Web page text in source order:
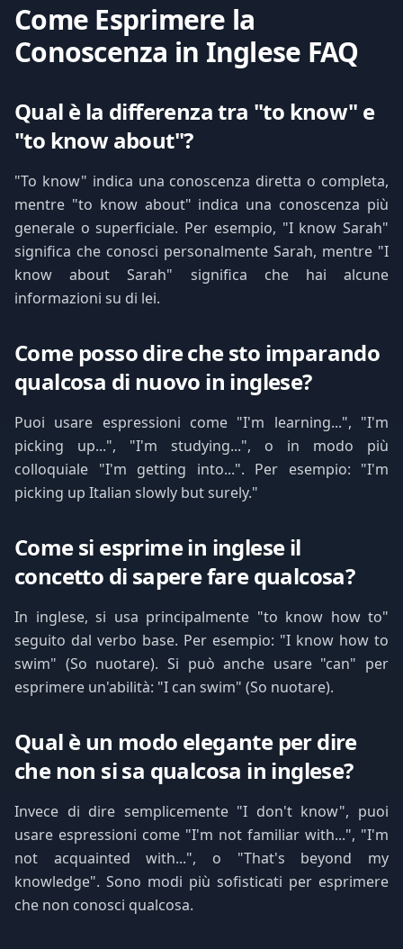
Come Esprimere la
Conoscenza in Inglese FAQ
Qual è la differenza tra "to know" e
"to know about"?
"To know" indica una conoscenza diretta o completa,
mentre "to know about" indica una conoscenza più
generale o superficiale. Per esempio, "I know Sarah"
significa che conosci personalmente Sarah, mentre "I
know about Sarah" significa che hai alcune
informazioni su di lei.
Come posso dire che sto imparando
qualcosa di nuovo in inglese?
Puoi usare espressioni come "I'm learning...", "I'm
picking up...", "I'm studying...", o in modo più
colloquiale "I'm getting into...". Per esempio: "I'm
picking up Italian slowly but surely."
Come si esprime in inglese il
concetto di sapere fare qualcosa?
In inglese, si usa principalmente "to know how to"
seguito dal verbo base. Per esempio: "I know how to
swim" (So nuotare). Si può anche usare "can" per
esprimere un'abilità: "I can swim" (So nuotare).
Qual è un modo elegante per dire
che non si sa qualcosa in inglese?
Invece di dire semplicemente "I don't know", puoi
usare espressioni come "I'm not familiar with...", "I'm
not acquainted with...", o "That's beyond my
knowledge". Sono modi più sofisticati per esprimere
che non conosci qualcosa.